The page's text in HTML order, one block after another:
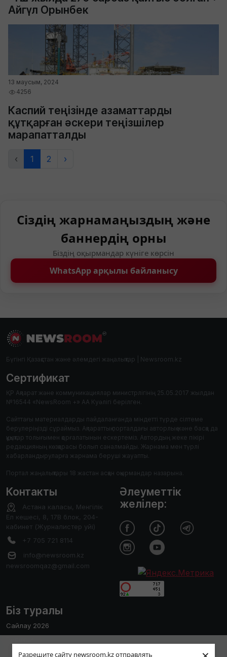
Разрешите сайту newsroom.kz отправлять
Пайдаланушы тәжірибесін жақсарту
Айгүл Орынбек
13 маусым, 2024
4256
Каспий теңізінде азаматтарды
құтқарған әскери теңізшілер
марапатталды
‹ 1 2 ›
Сіздің жарнамаңыздың және
баннердің орны
Біздің оқырмандар күніге көрсін
WhatsApp арқылы байланысу
Бүгінгі Қазақстан және әлемдегі жаңалықтар | Newsroom.kz
Сертификат
ҚР Ақпарат және коммуникациялар министрлігінің 25.05.2017 жылдан
№16544 «NewsRoom +» АА Куәлігі берілген.
Сайттағы материалдарды пайдаланғанда міндетті түрде сілтеме
берулеріңізді сұраймыз. Ақпараттық порталдағы авторлық және басқа да
құқықтар толығымен қорғалатынын ескертеміз. Автордың жеке пікірі
редакцияның көзқарасы болып саналмайды. Жарнама мен түрлі
хабарландыруларға жарнама беруші жауапты.
Портал жаңалықтары 18 жастан асқан оқырмандар назарына.
Контакты
Астана каласы, Менгілік
Ел кешесі, 8, 17В блок, 204-
кабинет (Журналистер уйі)
+7 705 721 8114
info@newsroom.kz
newsroomqaz@gmail.com
Біз туралы
Сайлау 2026
Сайтты қолдану ережесі
Әлеуметтік
желілер: